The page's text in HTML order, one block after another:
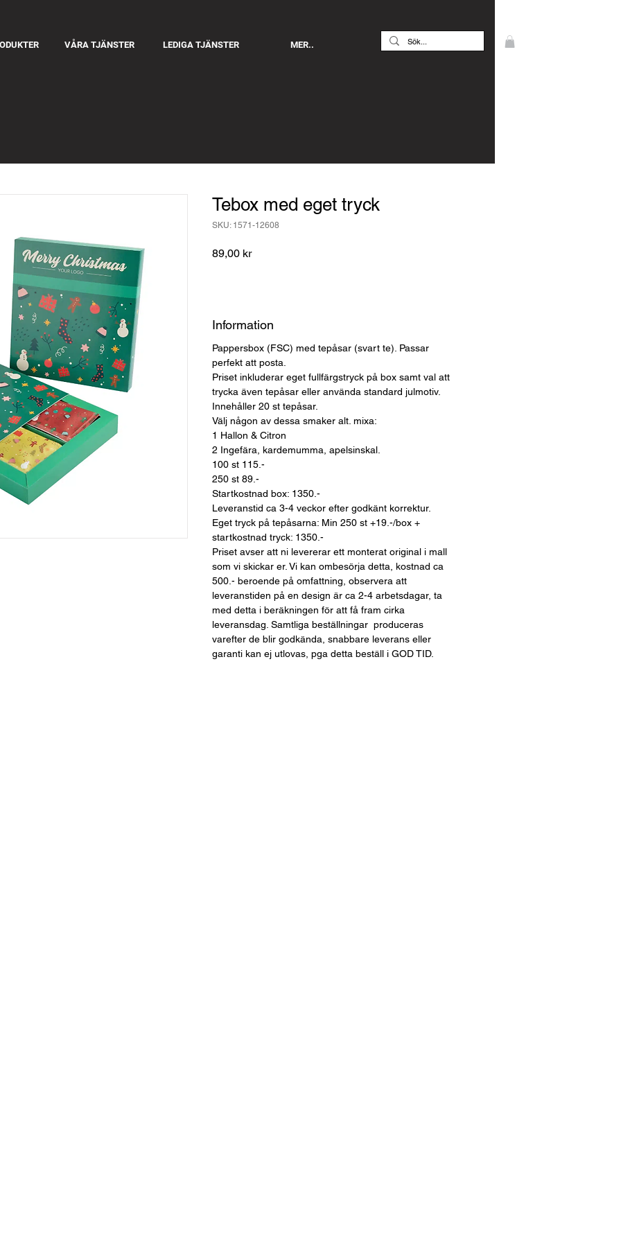
VÅRA TJÄNSTER LEDIGA TJÄNSTER MER..
Tebox med eget tryck
SKU: 1571-12608
89,00 krPris
Information
Pappersbox (FSC) med tepåsar (svart te). Passar
perfekt att posta.
Priset inkluderar eget fullfärgstryck på box samt val att
trycka även tepåsar eller använda standard julmotiv.
Innehåller 20 st tepåsar.
Välj någon av dessa smaker alt. mixa:
1 Hallon & Citron
2 Ingefära, kardemumma, apelsinskal.
100 st 115.-
250 st 89.-
Startkostnad box: 1350.-
Leveranstid ca 3-4 veckor efter godkänt korrektur.
Eget tryck på tepåsarna: Min 250 st +19.-/box +
startkostnad tryck: 1350.-
Priset avser att ni levererar ett monterat original i mall
som vi skickar er. Vi kan ombesörja detta, kostnad ca
500.- beroende på omfattning, observera att
leveranstiden på en design är ca 2-4 arbetsdagar, ta
med detta i beräkningen för att få fram cirka
leveransdag. Samtliga beställningar produceras
varefter de blir godkända, snabbare leverans eller
garanti kan ej utlovas, pga detta beställ i GOD TID.